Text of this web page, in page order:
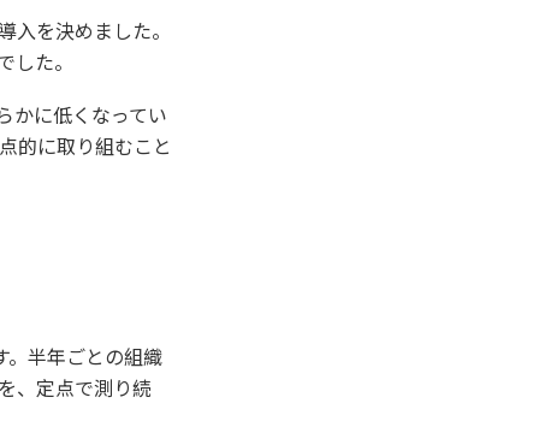
を決めました。
た。
かに低くなってい
的に取り組むこと
。半年ごとの組織
、定点で測り続